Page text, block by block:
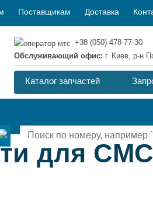
Поставщикам Доставка
+38 (050) 478-77-30
Обслуживающий офис: г. Киев, р-н
Каталог запчастей
для